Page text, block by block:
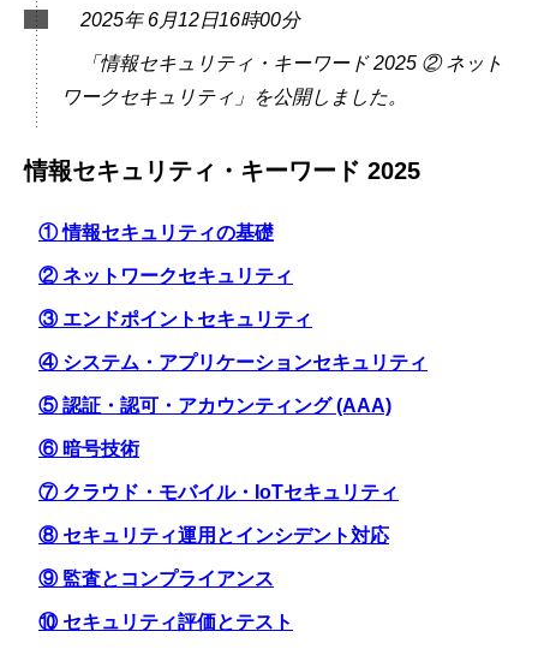
2025年 6月12日16時00分
「情報セキュリティ・キーワード 2025 ② ネット
ワークセキュリティ」を公開しました。
情報セキュリティ・キーワード 2025
① 情報セキュリティの基礎
② ネットワークセキュリティ
③ エンドポイントセキュリティ
④ システム・アプリケーションセキュリティ
⑤ 認証・認可・アカウンティング (AAA)
⑥ 暗号技術
⑦ クラウド・モバイル・IoTセキュリティ
⑧ セキュリティ運用とインシデント対応
⑨ 監査とコンプライアンス
⑩ セキュリティ評価とテスト